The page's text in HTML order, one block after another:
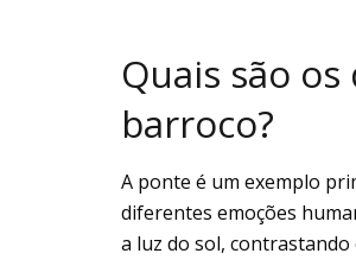
Quais são
barroco?
A ponte é um exemplo
diferentes emoções
a luz do sol, contrastando